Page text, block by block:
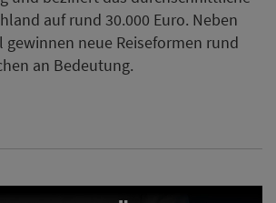
auf rund 30.000 Euro. Neben
neue Reiseformen rund
an Bedeutung.